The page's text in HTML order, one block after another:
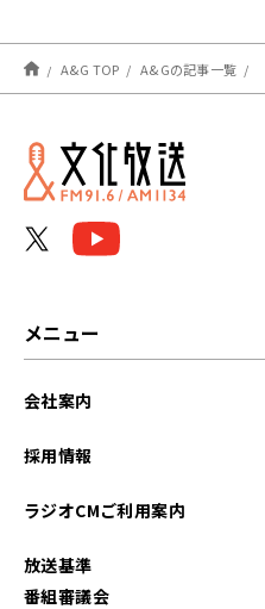
ー・ナイト」
A&G TOP A&Gの記事一覧
メニュー
会社案内
採用情報
ラジオCMご利用案内
放送基準
番組審議会